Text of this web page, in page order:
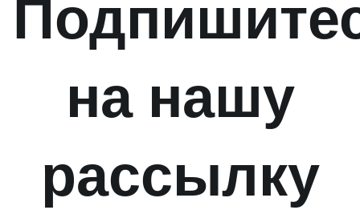
на нашу
рассылку